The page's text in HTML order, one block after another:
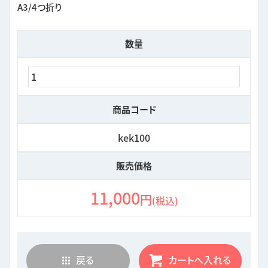
A3/4つ折り
数量
商品コード
kek100
販売価格
11,000円(税込)
戻る カートへ入れる